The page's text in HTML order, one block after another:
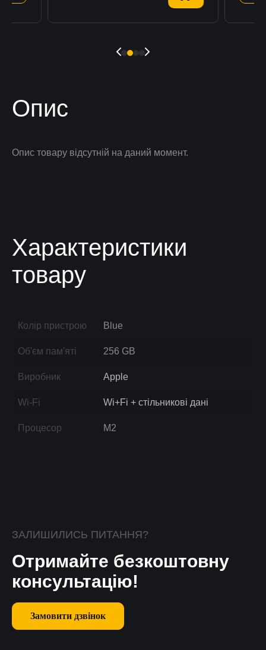
Опис
Опис товару відсутній на даний момент.
Характеристики
товару
Колір пристрою Blue
Об'єм пам'яті 256 GB
Виробник Apple
Wi-Fi Wi+Fi + стільникові дані
Процесор M2
ЗАЛИШИЛИСЬ ПИТАННЯ?
Отримайте безкоштовну
консультацію!
Замовити дзвінок